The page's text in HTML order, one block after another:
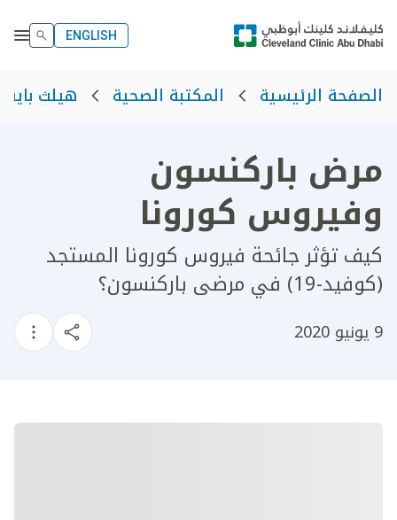
ENGLISH
الصفحة الرئيسية المكتبة الصحية هيلث بايت
مرض باركنسون
وفيروس كورونا
كيف تؤثر جائحة فيروس كورونا المستجد
(كوفيد-19) في مرضى باركنسون؟
9 يونيو 2020